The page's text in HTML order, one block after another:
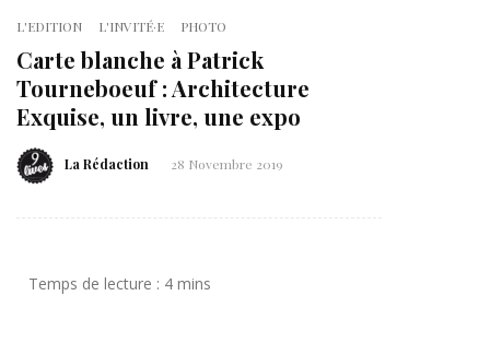
L'EDITION L'INVITÉ·E PHOTO
Carte blanche à Patrick
Tourneboeuf : Architecture
Exquise, un livre, une expo
La Rédaction 28 Novembre 2019